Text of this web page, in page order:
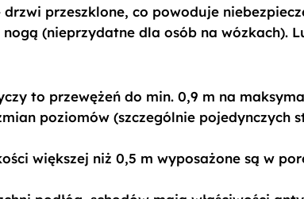
przeszklone, co powoduje
(nieprzydatne dla osób na wózkach).
to przewężeń do min. 0,9 m na
poziomów (szczególnie pojedynczych
większej niż 0,5 m wyposażone są w